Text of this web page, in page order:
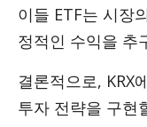
이들 ETF는 시장
정적인 수익을 추
결론적으로, KRX
투자 전략을 구현